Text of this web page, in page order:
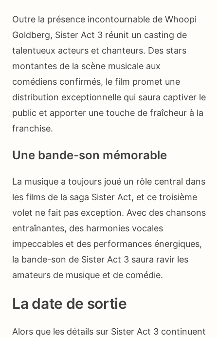
Outre la présence incontournable de Whoopi
Goldberg, Sister Act 3 réunit un casting de
talentueux acteurs et chanteurs. Des stars
montantes de la scène musicale aux
comédiens confirmés, le film promet une
distribution exceptionnelle qui saura captiver le
public et apporter une touche de fraîcheur à la
franchise.
Une bande-son mémorable
La musique a toujours joué un rôle central dans
les films de la saga Sister Act, et ce troisième
volet ne fait pas exception. Avec des chansons
entraînantes, des harmonies vocales
impeccables et des performances énergiques,
la bande-son de Sister Act 3 saura ravir les
amateurs de musique et de comédie.
La date de sortie
Alors que les détails sur Sister Act 3 continuent